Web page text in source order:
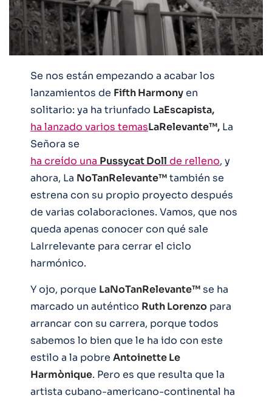
Se nos están empezando a acabar los
lanzamientos de Fifth Harmonyen
solitario: ya ha triunfado LaEscapista,
ha lanzado varios temasLaRelevante™, La
Señora se
ha creído una Pussycat Doll de relleno, y
ahora, La NoTanRelevante™también se
estrena con su propio proyecto después
de varias colaboraciones. Vamos, que nos
queda apenas conocer con qué sale
LaIrrelevante para cerrar el ciclo
harmónico.
Y ojo, porque LaNoTanRelevante™se ha
marcado un auténtico Ruth Lorenzo para
arrancar con su carrera, porque todos
sabemos lo bien que le ha ido con este
estilo a la pobre Antoinette Le
Harmònique. Pero es que resulta que la
artista cubano-americano-continental ha